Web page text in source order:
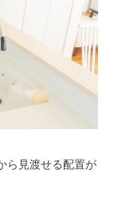
ら見渡せる配置が